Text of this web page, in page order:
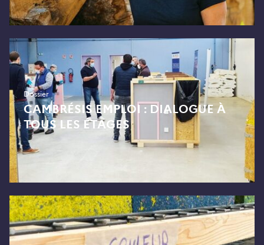
Dossier
CAMBRÉSIS EMPLOI : DIALOGUE À
TOUS LES ÉTAGES